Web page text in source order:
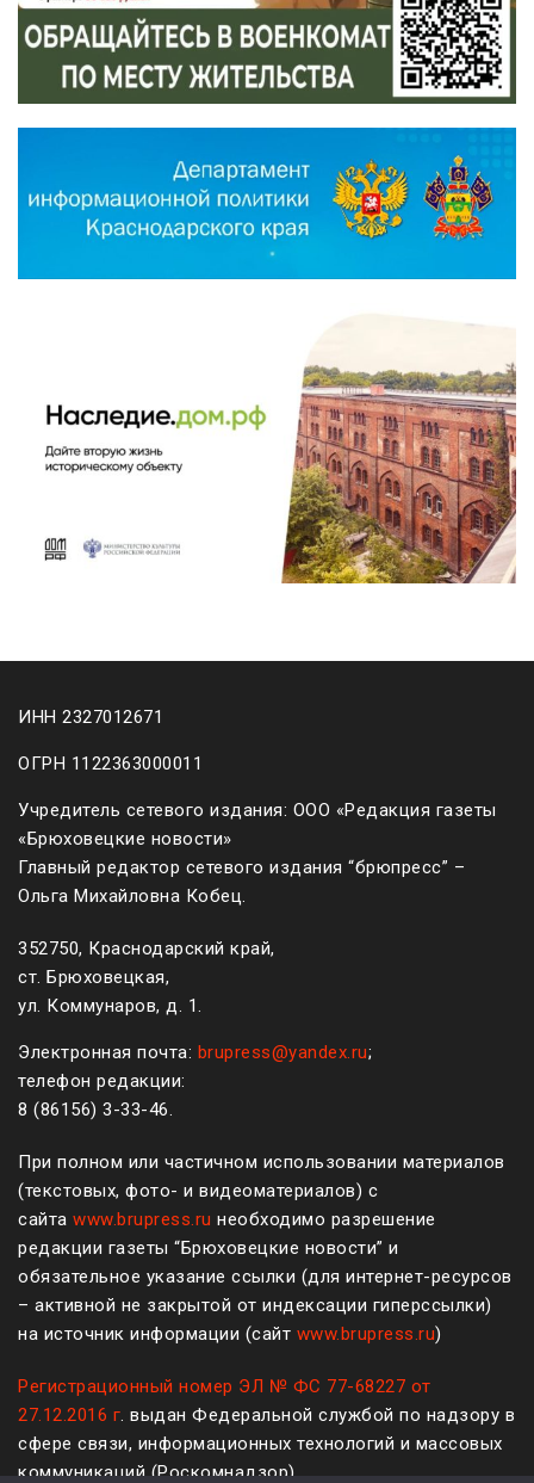
ИНН 2327012671
ОГРН 1122363000011
Учредитель сетевого издания: ООО «Редакция газеты
«Брюховецкие новости»
Главный редактор сетевого издания “брюпресс” –
Ольга Михайловна Кобец.
352750, Краснодарский край,
ст. Брюховецкая,
ул. Коммунаров, д. 1.
Электронная почта: brupress@yandex.ru;
телефон редакции:
8 (861 56) 3-33-46.
При полном или частичном использовании материалов
(текстовых, фото- и видеоматериалов) с
сайта www.brupress.ru необходимо разрешение
редакции газеты “Брюховецкие новости” и
обязательное указание ссылки (для интернет-ресурсов
– активной не закрытой от индексации гиперссылки)
на источник информации (сайт www.brupress.ru)
Регистрационный номер ЭЛ № ФС 77-68227 от
27.12.2016 г. выдан Федеральной службой по надзору в
сфере связи, информационных технологий и массовых
коммуникаций (Роскомнадзор)